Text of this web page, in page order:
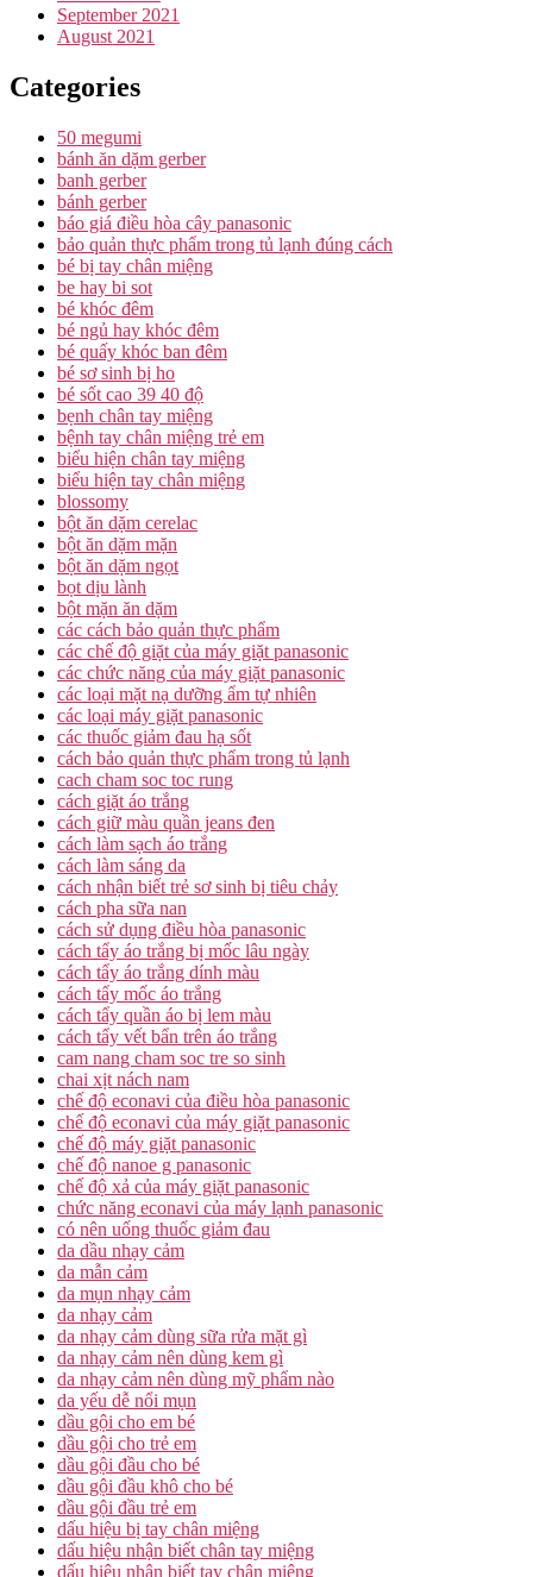
September 2021
August 2021
Categories
50 megumi
bánh ăn dặm gerber
banh gerber
bánh gerber
báo giá điều hòa cây panasonic
bảo quản thực phẩm trong tủ lạnh đúng cách
bé bị tay chân miệng
be hay bi sot
bé khóc đêm
bé ngủ hay khóc đêm
bé quấy khóc ban đêm
bé sơ sinh bị ho
bé sốt cao 39 40 độ
bẹnh chân tay miệng
bệnh tay chân miệng trẻ em
biểu hiện chân tay miệng
biểu hiện tay chân miệng
blossomy
bột ăn dặm cerelac
bột ăn dặm mặn
bột ăn dặm ngọt
bọt dịu lành
bột mặn ăn dặm
các cách bảo quản thực phẩm
các chế độ giặt của máy giặt panasonic
các chức năng của máy giặt panasonic
các loại mặt nạ dưỡng ẩm tự nhiên
các loại máy giặt panasonic
các thuốc giảm đau hạ sốt
cách bảo quản thực phẩm trong tủ lạnh
cach cham soc toc rung
cách giặt áo trắng
cách giữ màu quần jeans đen
cách làm sạch áo trắng
cách làm sáng da
cách nhận biết trẻ sơ sinh bị tiêu chảy
cách pha sữa nan
cách sử dụng điều hòa panasonic
cách tẩy áo trắng bị mốc lâu ngày
cách tẩy áo trắng dính màu
cách tẩy mốc áo trắng
cách tẩy quần áo bị lem màu
cách tẩy vết bẩn trên áo trắng
cam nang cham soc tre so sinh
chai xịt nách nam
chế độ econavi của điều hòa panasonic
chế độ econavi của máy giặt panasonic
chế độ máy giặt panasonic
chế độ nanoe g panasonic
chế độ xả của máy giặt panasonic
chức năng econavi của máy lạnh panasonic
có nên uống thuốc giảm đau
da dầu nhạy cảm
da mẫn cảm
da mụn nhạy cảm
da nhạy cảm
da nhạy cảm dùng sữa rửa mặt gì
da nhạy cảm nên dùng kem gì
da nhạy cảm nên dùng mỹ phẩm nào
da yếu dễ nổi mụn
dầu gội cho em bé
dầu gội cho trẻ em
dầu gội đầu cho bé
dầu gội đầu khô cho bé
dầu gội đầu trẻ em
dấu hiệu bị tay chân miệng
dấu hiệu nhận biết chân tay miệng
dấu hiệu nhận biết tay chân miệng